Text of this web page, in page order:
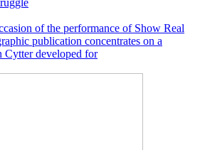
of the performance of Show Real
publication concentrates on a
Cytter developed for